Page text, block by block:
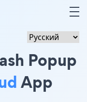
Popup
App